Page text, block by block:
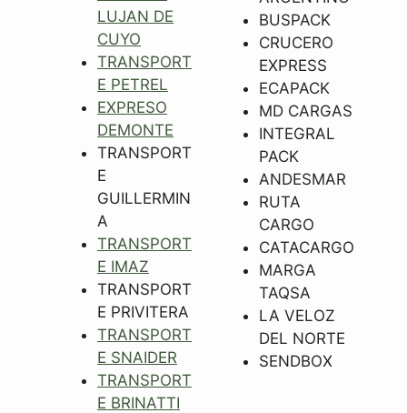
LUJAN DE
CUYO
TRANSPORT
E PETREL
EXPRESO
DEMONTE
TRANSPORT
E
GUILLERMIN
A
TRANSPORT
E IMAZ
TRANSPORT
E PRIVITERA
TRANSPORT
E SNAIDER
TRANSPORT
E BRINATTI
BUSPACK
CRUCERO
EXPRESS
ECAPACK
MD CARGAS
INTEGRAL
PACK
ANDESMAR
RUTA
CARGO
CATACARGO
MARGA
TAQSA
LA VELOZ
DEL NORTE
SENDBOX